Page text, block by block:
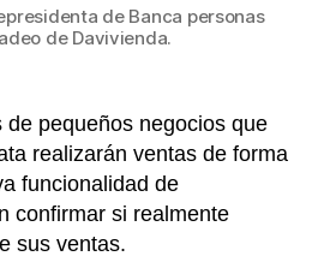
de Banca personas
de Davivienda.
de pequeños negocios que
realizarán ventas de forma
funcionalidad de
confirmar si realmente
sus ventas.